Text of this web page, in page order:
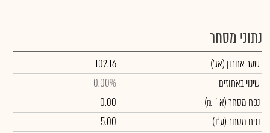
נתוני מסחר
שער אחרון (אג')
102.16
שינוי באחוזים
0.00%
נפח מסחר(א` ₪)
0.00
נפח מסחר(ע"נ)
5.00